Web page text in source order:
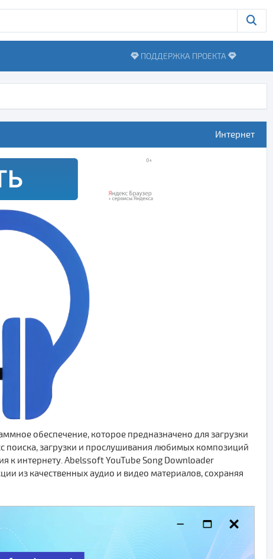
ПОДДЕРЖКА ПРОЕКТА
Интернет
обеспечение, которое предназначено для загрузки
поиска, загрузки и прослушивания любимых композиций
к интернету. Abelssoft YouTube Song Downloader
из качественных аудио и видео материалов, сохраняя